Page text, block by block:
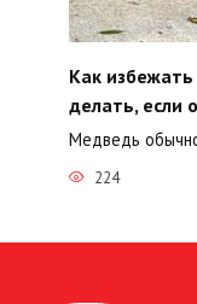
Как
делать, если
Медведь
224